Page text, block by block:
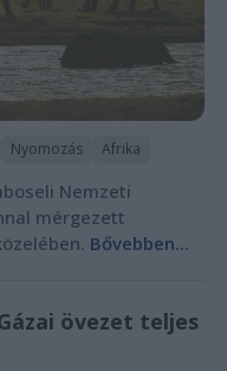
Nyomozás Afrika
Nemzeti
mérgezett
Bővebben...
övezet teljes